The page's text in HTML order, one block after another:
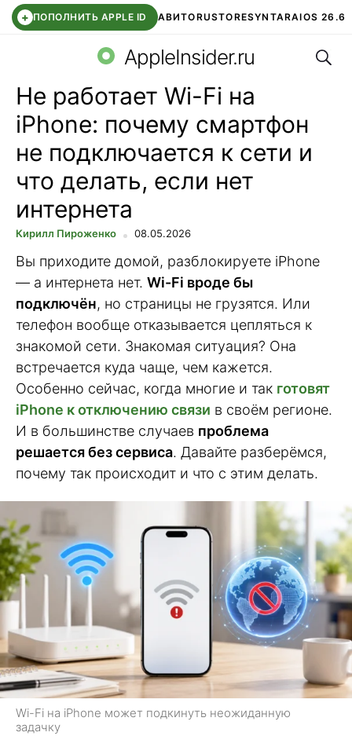
+ ПОПОЛНИТЬ APPLE ID АВИТОRUSTORESYNTARAIOS 26.6
СБЕР КИДС ЧАТ ROBLOXВТБ ОНЛАЙН
AppleInsider.ru
Не работает Wi-Fi на
iPhone: почему смартфон
не подключается к сети и
что делать, если нет
интернета
Кирилл Пироженко 08.05.2026
Вы приходите домой, разблокируете iPhone
— а интернета нет. Wi-Fi вроде бы
подключён, но страницы не грузятся. Или
телефон вообще отказывается цепляться к
знакомой сети. Знакомая ситуация? Она
встречается куда чаще, чем кажется.
Особенно сейчас, когда многие и так готовят
iPhone к отключению связи в своём регионе.
И в большинстве случаев проблема
решается без сервиса. Давайте разберёмся,
почему так происходит и что с этим делать.
Wi-Fi на iPhone может подкинуть неожиданную
задачку